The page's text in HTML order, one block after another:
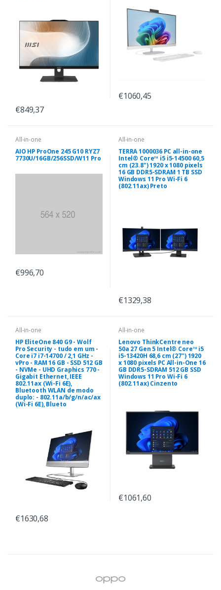
€849,37
€1060,45
All-in-one
AIO HP ProOne 245 G10 RYZ7
7730U/16GB/256SSD/W11 Pro
€996,70
All-in-one
TERRA 1000036 PC all-in-one
Intel® Core™ i5 i5-14500 60,5
cm (23.8") 1920 x 1080 pixels
16 GB DDR5-SDRAM 1 TB SSD
Windows 11 Pro Wi-Fi 6
(802.11ax) Preto
€1329,38
All-in-one
HP EliteOne 840 G9 - Wolf
Pro Security - tudo em um -
Core i7 i7-14700 / 2,1 GHz -
vPro - RAM 16 GB - SSD 512 GB
- NVMe - UHD Graphics 770 -
Gigabit Ethernet, IEEE
802.11ax (Wi-Fi 6E),
Bluetooth WLAN de modo
duplo: - 802.11a/b/g/n/ac/ax
(Wi-Fi 6E), Blueto
€1630,68
All-in-one
Lenovo ThinkCentre neo
50a 27 Gen 5 Intel® Core™ i5
i5-13420H 68,6 cm (27") 1920
x 1080 pixels PC All-in-One 16
GB DDR5-SDRAM 512 GB SSD
Windows 11 Pro Wi-Fi 6
(802.11ax) Cinzento
€1061,60